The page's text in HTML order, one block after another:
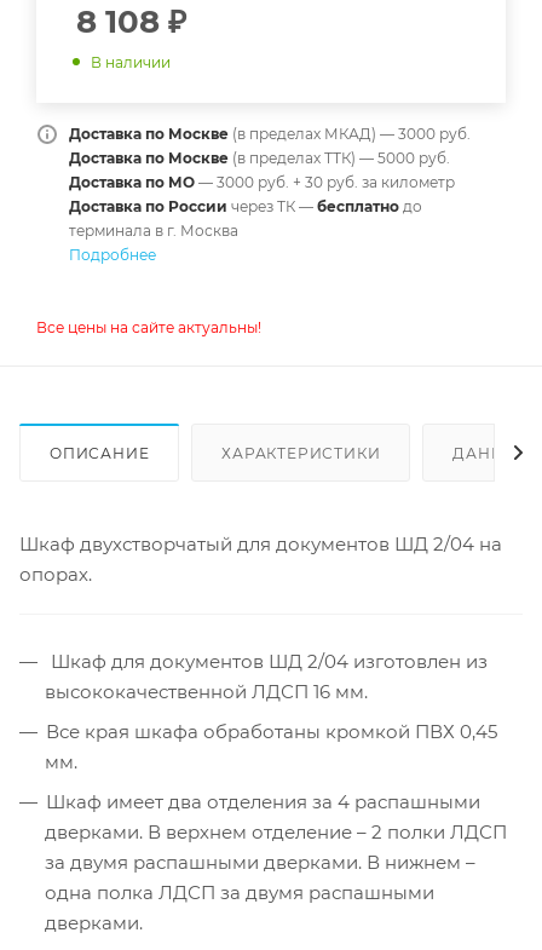
8 108 ₽
В наличии
Доставка по Москве (в пределах МКАД) — 3000 руб.
Доставка по Москве (в пределах ТТК) — 5000 руб.
Доставка по МО — 3000 руб. + 30 руб. за километр
Доставка по России через ТК — бесплатно до
терминала в г. Москва
Подробнее
Все цены на сайте актуальны!
ОПИСАНИЕ ХАРАКТЕРИСТИКИ ДАННЫЕ
Шкаф двухстворчатый для документов ШД 2/04 на
опорах.
Шкаф для документов ШД 2/04 изготовлен из
высококачественной ЛДСП 16 мм.
Все края шкафа обработаны кромкой ПВХ 0,45
мм.
Шкаф имеет два отделения за 4 распашными
дверками. В верхнем отделение – 2 полки ЛДСП
за двумя распашными дверками. В нижнем –
одна полка ЛДСП за двумя распашными
дверками.